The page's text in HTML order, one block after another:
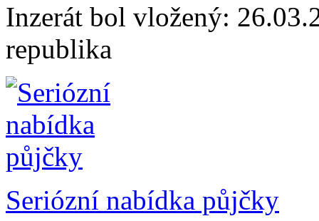
Inzerát bol vložený:
republika
Seriózní nabídka půjčky